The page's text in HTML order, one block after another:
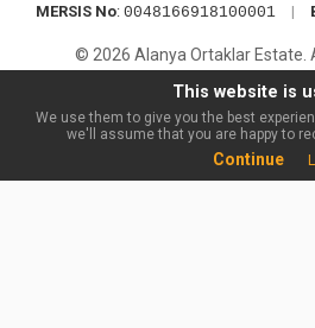
MERSIS No: 0048166918100001 |
© 2026 Alanya Ortaklar Estate.
This website is
We use them to give you the best
we'll assume that you are happy to
Continue